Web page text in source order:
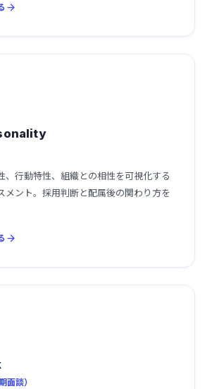
、行動特性、組織との相性を可視化する
メント。採用判断と配属後の関わり方を
談）